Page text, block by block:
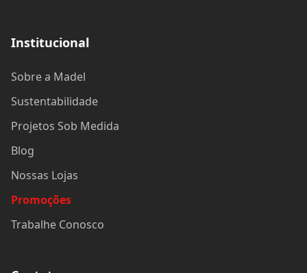
Institucional
Sobre a Madel
Sustentabilidade
Projetos Sob Medida
Blog
Nossas Lojas
Promoções
Trabalhe Conosco